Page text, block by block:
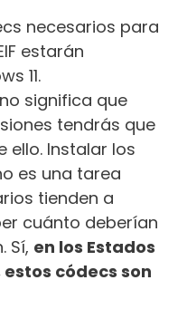
necesarios para
estarán
11.
significa que
tendrás que
ello. Instalar los
es una tarea
tienden a
cuánto deberían
Sí, en los Estados
códecs son